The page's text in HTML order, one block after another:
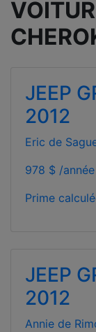
JEEP
2012
Eric de
978 $ /année
Prime
JEEP
2012
Annie de